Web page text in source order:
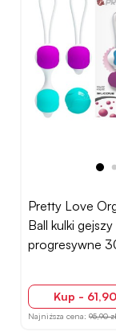
Pretty Love
Ball kulki
progresywne
Kup -
Najniższa cena: 95,90 zł